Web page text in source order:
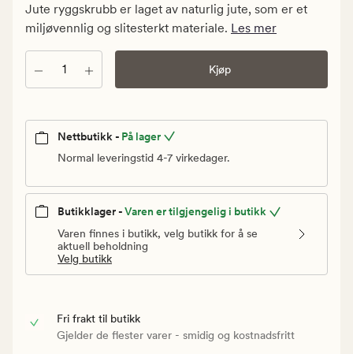
kr.
Vanlig
Jute ryggskrubb er laget av naturlig jute, som er et
miljøvennlig og slitesterkt materiale. Les mer
Antall Kjøp
Nettbutikk - På lager
Normal leveringstid 4-7 virkedager.
Butikklager -Varen er tilgjengelig i butikk
Varen finnes i butikk, velg butikk for å se
aktuell beholdning
Velg butikk
Fri frakt til butikk
Gjelder de flester varer - smidig og kostnadsfritt